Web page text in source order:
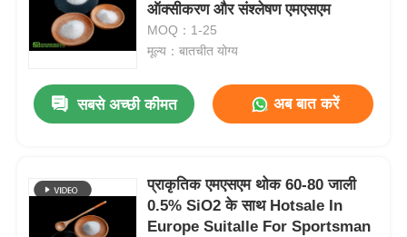
ऑक्सीकरण और संश्लेषण एमएसएम
MOQ：1-25
मूल्य：बातचीत योग्य
सबसे अच्छी कीमत अब बात करें
प्राकृतिक एमएसएम थोक 60-80 जाली
0.5% SiO2 के साथ Hotsale In
Europe Suitalle For Sportsman